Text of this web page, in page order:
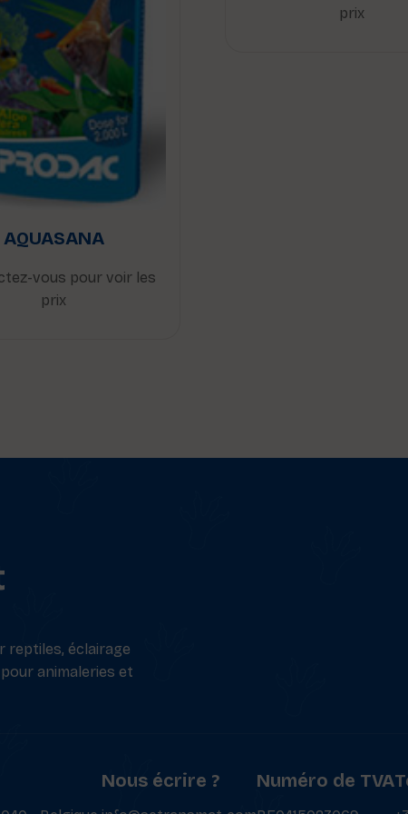
AQUASANA
vous pour voir les
prix
prix
reptiles, éclairage
animaleries et
Nous écrire ? Numéro de TVA